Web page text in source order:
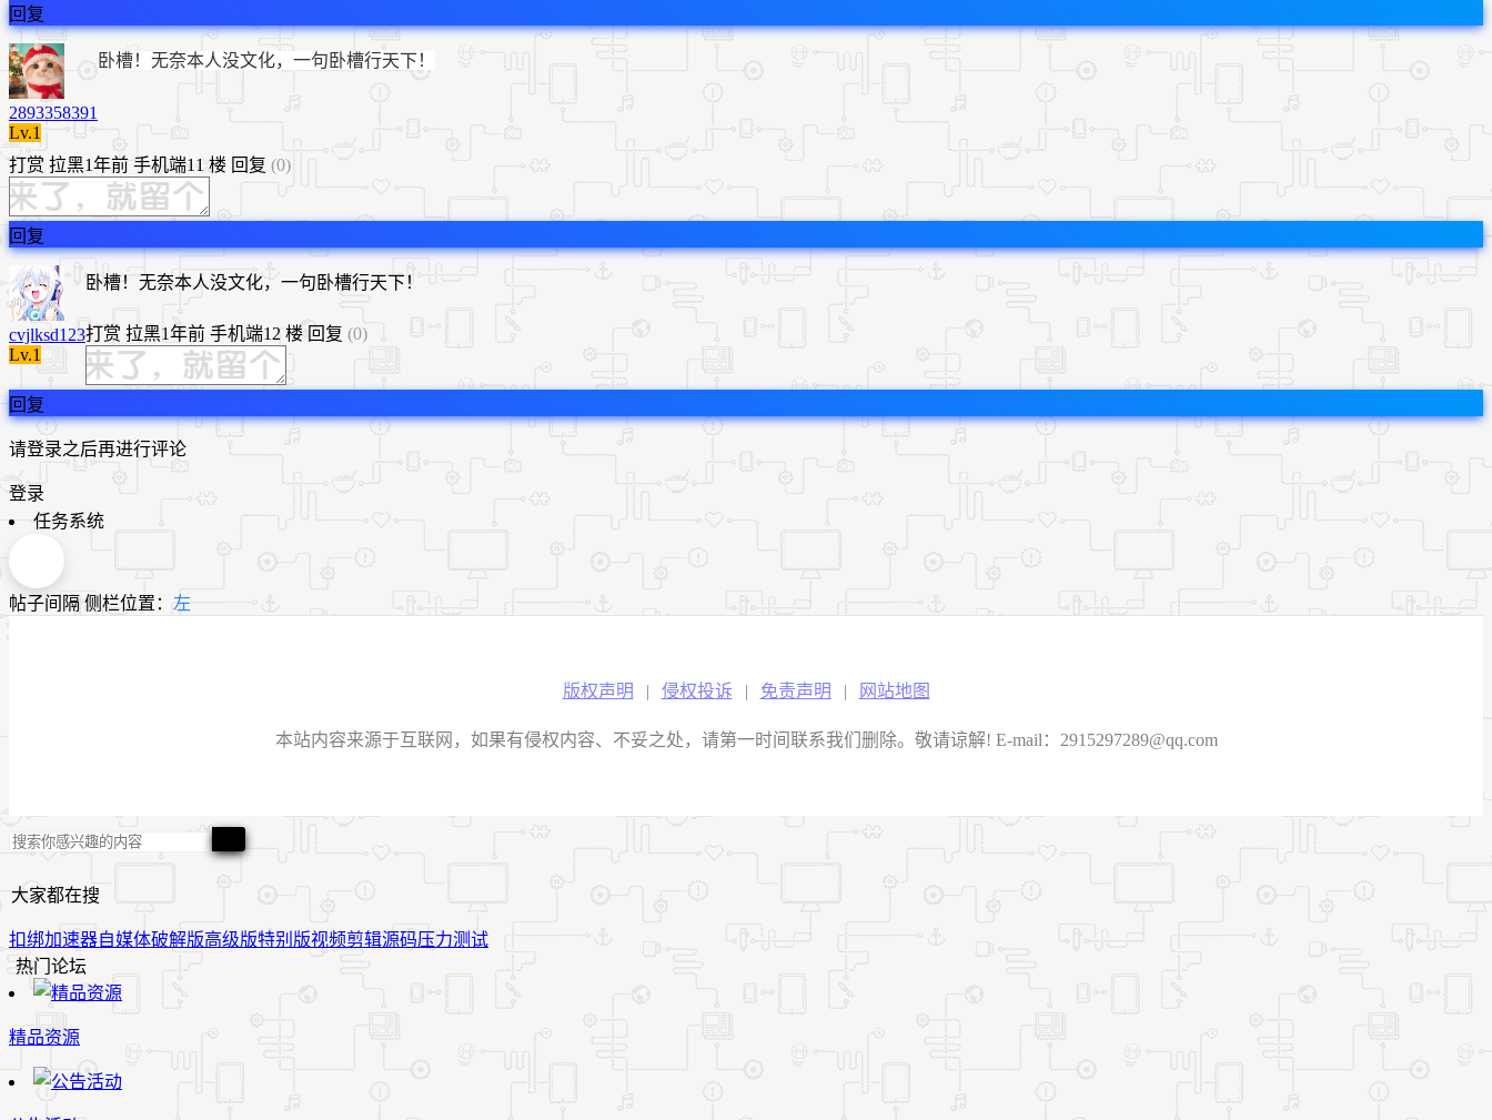
回复
2893358391
Lv.1
卧槽！无奈本人没文化，一句卧槽行天下！
打赏 拉黑1年前 手机端11 楼 回复 (0)
回复
cvjlksd123
Lv.1
卧槽！无奈本人没文化，一句卧槽行天下！
打赏 拉黑1年前 手机端12 楼 回复 (0)
回复
请登录之后再进行评论
登录
任务系统
帖子间隔 侧栏位置： 左
版权声明 | 侵权投诉 | 免责声明 | 网站地图
本站内容来源于互联网，如果有侵权内容、不妥之处，请第一时间联系我们删除。敬请谅解! E-mail：2915297289@qq.com
大家都在搜
扣绑加速器自媒体破解版高级版特别版视频剪辑源码压力测试
热门论坛
精品资源